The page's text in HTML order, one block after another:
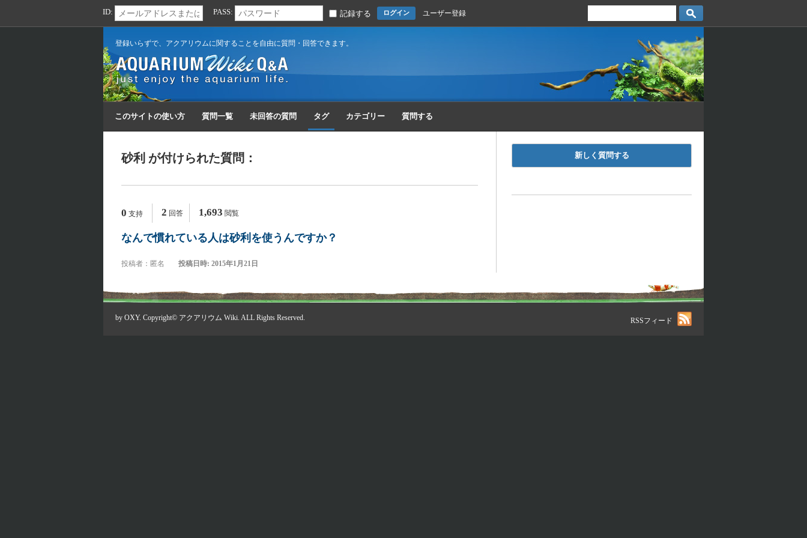
ID: PASS: 記録する ユーザー登録
登録いらずで、アクアリウムに関することを自由に質問・回答できます。
このサイトの使い方 質問一覧 未回答の質問 タグ カテゴリー 質問する
砂利 が付けられた質問：
0 支持 2 回答 1,693 閲覧
なんで慣れている人は砂利を使うんですか？
投稿者：匿名 投稿日時: 2015年1月21日
新しく質問する
by OXY. Copyright© アクアリウム Wiki . ALL Rights Reserved. RSSフィード